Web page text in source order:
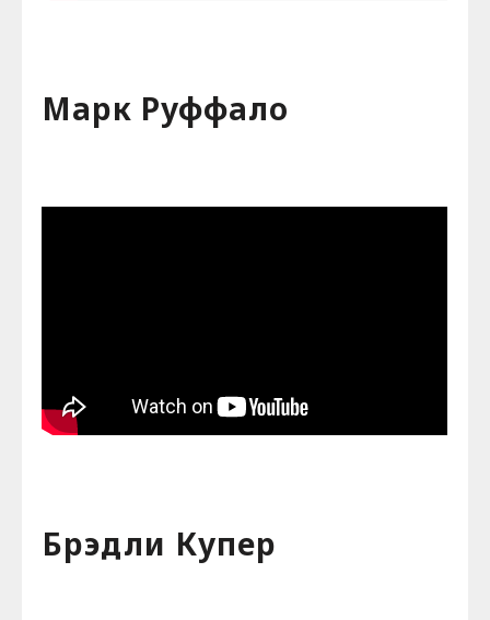
Марк Руффало
Брэдли Купер